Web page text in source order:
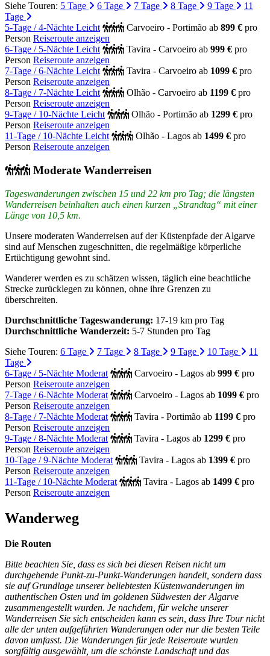
Siehe Touren: 5 Tage 6 Tage 7 Tage 8 Tage 9 Tage
11
Tage
5-Tage / 4-Nächte Leicht
Carvoeiro - Portimão ab 899 € pro
Person Reiseroute anzeigen
6-Tage / 5-Nächte Leicht
Tavira - Carvoeiro ab 999 € pro
Person Reiseroute anzeigen
7-Tage / 6-Nächte Leicht
Tavira - Carvoeiro ab 1099 € pro
Person Reiseroute anzeigen
8-Tage / 7-Nächte Leicht
Olhão - Carvoeiro ab 1199 € pro
Person Reiseroute anzeigen
9-Tage / 10-Nächte Leicht
Olhão - Portimão ab 1299 € pro
Person Reiseroute anzeigen
11-Tage / 10-Nächte Leicht
Olhão - Lagos ab 1499 € pro
Person Reiseroute anzeigen
Moderate Wanderreisen
Tageswanderungen zwischen 15 und 22 km pro Tag; die längsten
Wanderreisen beinhalten auch einen kurzen „Strandtag“ mit einer
Länge von 10,5 km.
Unsere moderaten Wanderreisen auf der Küstenpfade der Algarve
sind auf Menschen zugeschnitten, die regelmäßige körperliche
Ertüchtigung gewohnt sind.
Wanderer werden es zu schätzen wissen, täglich eine beachtliche
Strecke zurücklegen zu können, ohne ihre Grenzen zu
überschreiten.
Durchschnittliche Tageswanderung: 17-19 km pro Tag
Durchschnittliche Wanderzeit: 5-7 Stunden pro Tag
Siehe Touren: 6 Tage 7 Tage 8 Tage 9 Tage 10 Tage
11
Tage
6-Tage / 5-Nächte Moderat
Carvoeiro - Lagos ab 999 € pro
Person Reiseroute anzeigen
7-Tage / 6-Nächte Moderat
Carvoeiro - Lagos ab 1099 € pro
Person Reiseroute anzeigen
8-Tage / 7-Nächte Moderat
Tavira - Portimão ab 1199 € pro
Person Reiseroute anzeigen
9-Tage / 8-Nächte Moderat
Tavira - Lagos ab 1299 € pro
Person Reiseroute anzeigen
10-Tage / 9-Nächte Moderat
Tavira - Lagos ab 1399 € pro
Person Reiseroute anzeigen
11-Tage / 10-Nächte Moderat
Tavira - Lagos ab 1499 € pro
Person Reiseroute anzeigen
Wanderweg
Die Routen
Bitte beachten Sie, dass es sich bei diesen Reisen nicht um
durchgehende Punkt-zu-Punkt-Wanderungen handelt, sondern dass
sie auf Grundlage unserer beliebtesten Küstenwanderungen im
authentischen Osten und im goldenen Südwesten der Algarve
zusammengestellt wurden. Je nachdem, für welche unserer
Wanderreisen Sie sich entscheiden kann es sein, dass Ihre Tour nicht
alle der unten aufgeführten Wanderungen oder nur die besten Teile
davon umfasst. Die Wanderungen für jede Reiseroute wurden
sorgfältig ausgewählt, um die schönste Landschaft und das